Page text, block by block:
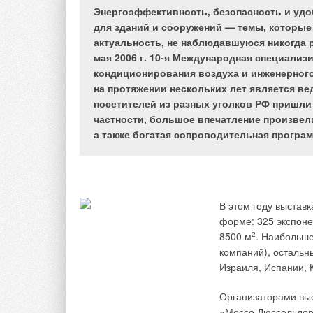
Энергоэффективность, безопасность и
для зданий и сооружений — темы,
актуальность, не наблюдавшуюся
мая 2006 г. 10-я Международная
кондиционирования воздуха и
на протяжении нескольких лет является
посетителей из разных уголков РФ
частности, большое впечатление
а также богатая сопроводительная
В этом году
форме: 325
8500 м2.
компаний),
Израиля, Испании,
Организаторами
цифры получатся еще более
рынком для реализации бытового
том, что в холодной северной стране
Справедливости
самая маленькая и,
Косвенно это
бытовых
или дорогой
преимущественно
или же эконом-